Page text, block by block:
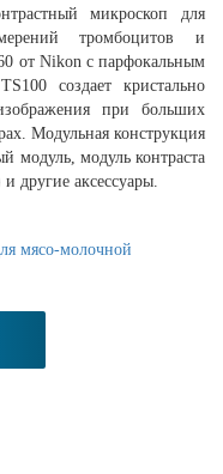
микроскоп для
тромбоцитов и
от Nikon с парфокальным
создает кристально
при больших
Модульная конструкция
модуль, модуль контраста
другие аксессуары.
мясо-молочной